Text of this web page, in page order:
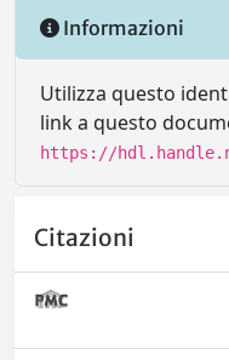
Informazioni
Utilizza questo
link a questo
https://
Citazioni